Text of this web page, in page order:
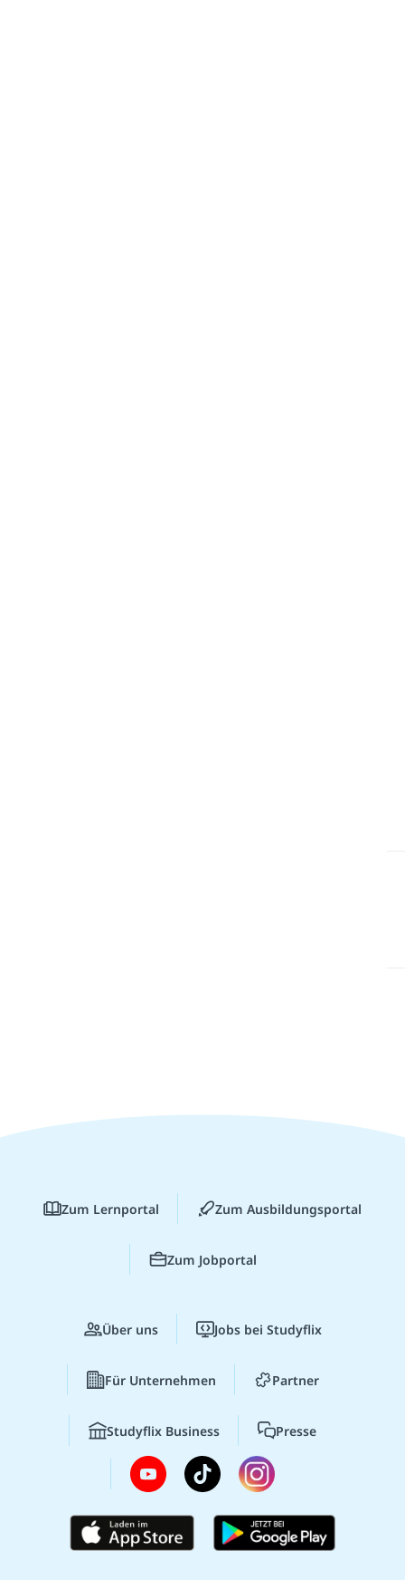
Zum Lernportal Zum Ausbildungsportal
Zum Jobportal
Über uns Jobs bei Studyflix
Für Unternehmen Partner
Studyflix Business Presse